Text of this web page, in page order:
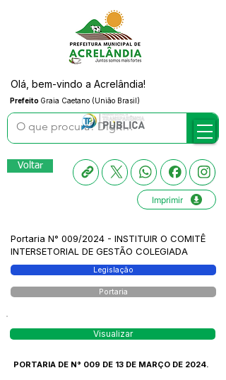
Prefeito Graia Caetano (União Brasil)
Olá, bem-vindo a Acrelândia!
Voltar
Imprimir
Portaria N° 009/2024 - INSTITUIR O COMITÊ
INTERSETORIAL DE GESTÃO COLEGIADA
Legislação
Portaria
Visualizar
PORTARIA DE N° 009 DE 13 DE MARÇO DE 2024.